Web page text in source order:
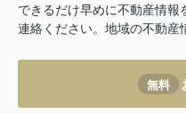
できるだけ早めに不動産情
連絡ください。地域の不動産
無料